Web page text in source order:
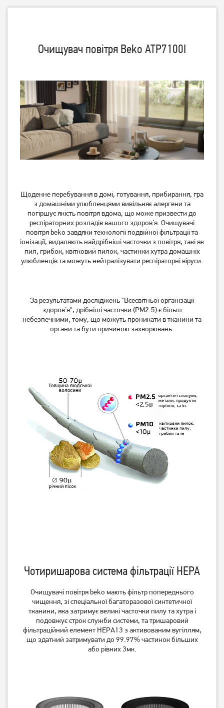
3 649 грн
2 919грн Немає в наявності
Очищувач повітря Philips
AC0820/10
Немає в наявності
Очищувач повітря Philips
AC2959/53
Немає в наявності
Очищувач повітря Philips
AC3055/51
Немає в наявності
AC4550/50
Немає в наявності
Очищувач повітря Очищувач повітря
Очищувач повітря Beko ATP7100I
Щоденне перебування в домі, готування, прибирання, гра
з домашніми улюбленцями вивільняє алергени та
погіршує якість повітря вдома, що може призвести до
респіраторних розладів вашого здоров’я. Очищувачі
повітря beko завдяки технології подвійної фільтрації та
іонізації, видаляють найдрібніші часточки з повітря, такі як
пил, грибок, квітковий пилок, частинки хутра домашніх
улюбленців та можуть нейтралізувати респіраторні віруси.
За результатами досліджень "Всесвітньої організації
здоров’я", дрібніші часточки (РМ2.5) є більш
небезпечними, тому, що можуть проникати в тканини та
органи та бути причиною захворювань.
Чотиришарова система фільтрації НЕРА
Очищувачі повітря beko мають фільтр попереднього
чищення, зі спеціальної багаторазової синтетичної
тканини, яка затримує великі часточки пилу та хутра і
подовжує строк служби системи, та тришаровий
фільтраційний елемент НЕРА13 з активованим вугіллям,
що здатний затримувати до 99.97% частинок більших
або рівних 3мк.